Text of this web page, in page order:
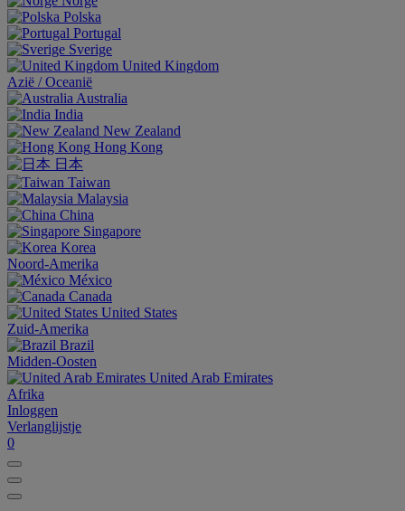
Polska
Portugal
Sverige
United Kingdom
Aziё / Oceaniё
Australia
India
New Zealand
Hong Kong
日本
Taiwan
Malaysia
China
Singapore
Korea
Noord-Amerika
México
Canada
United States
Zuid-Amerika
Brazil
Midden-Oosten
United Arab Emirates
Afrika
Inloggen
Verlanglijstje
0